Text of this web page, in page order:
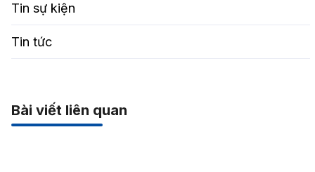
Tin sự kiện
Tin tức
Bài viết liên quan